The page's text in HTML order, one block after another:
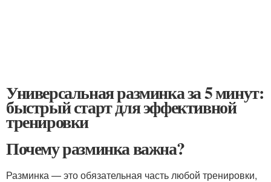
Универсальная разминка за 5 минут:
быстрый старт для эффективной
тренировки
Почему разминка важна?
Разминка — это обязательная часть любой тренировки,